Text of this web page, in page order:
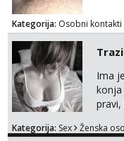
Kategorija: Osobni kontakti
Ima
konja
na
Kategorija: Sex Ženska